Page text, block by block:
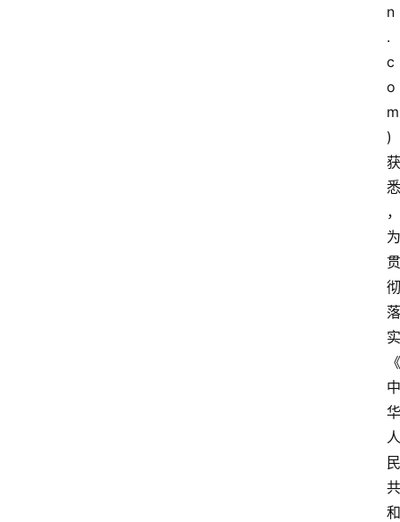
n
.
c
o
m
)
获
悉
，
为
贯
彻
落
实
《
中
华
人
民
共
和